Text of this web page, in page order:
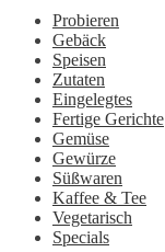
Probieren
Gebäck
Speisen
Zutaten
Eingelegtes
Fertige Gerichte
Gemüse
Gewürze
Süßwaren
Kaffee & Tee
Vegetarisch
Specials